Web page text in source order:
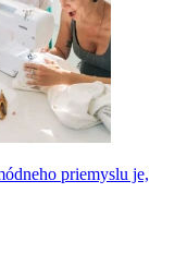
priemyslu je,